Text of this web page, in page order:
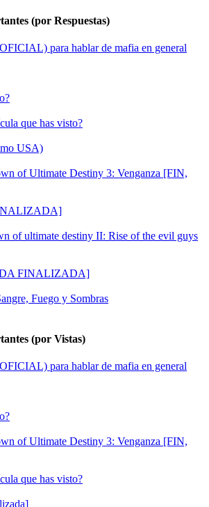
(por Respuestas)
para hablar de mafia en general
que has visto?
USA)
of Ultimate Destiny 3: Venganza [FIN,
of ultimate destiny II: Rise of the evil guys
FINALIZADA]
Fuego y Sombras
(por Vistas)
para hablar de mafia en general
of Ultimate Destiny 3: Venganza [FIN,
que has visto?